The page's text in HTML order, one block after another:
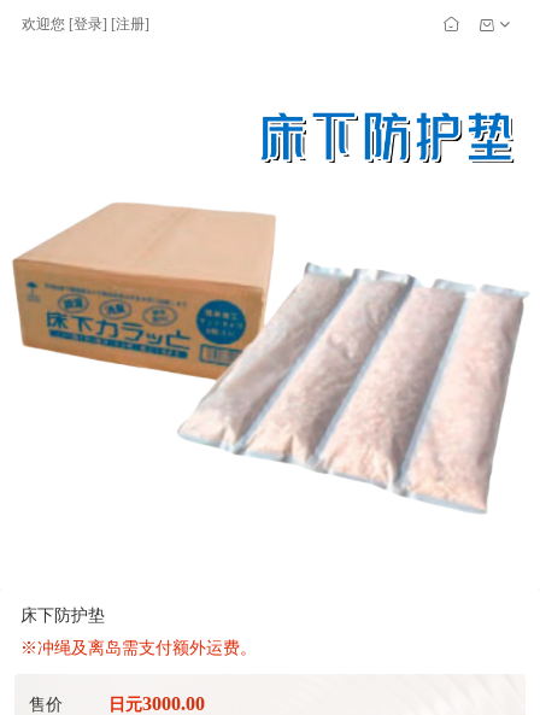
欢迎您 [登录] [注册]
床下防护垫
※冲绳及离岛需支付额外运费。
售价 日元3000.00